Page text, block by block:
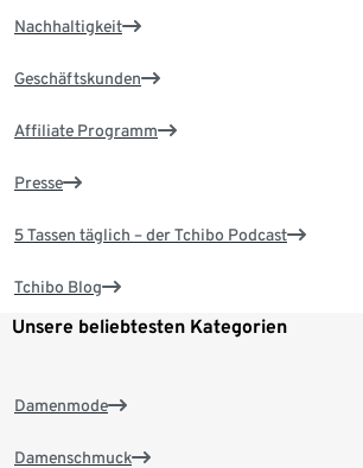
Nachhaltigkeit
Geschäftskunden
Affiliate Programm
Presse
5 Tassen täglich – der Tchibo Podcast
Tchibo Blog
Unsere beliebtesten Kategorien
Damenmode
Damenschmuck